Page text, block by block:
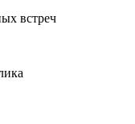
встреч